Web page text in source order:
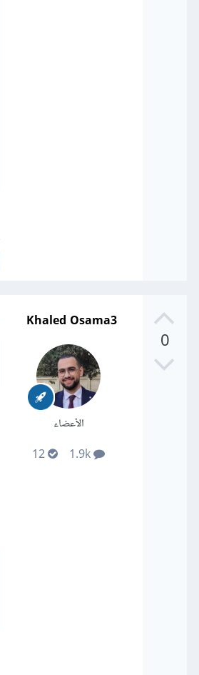
0
Khaled Osama3
الأعضاء